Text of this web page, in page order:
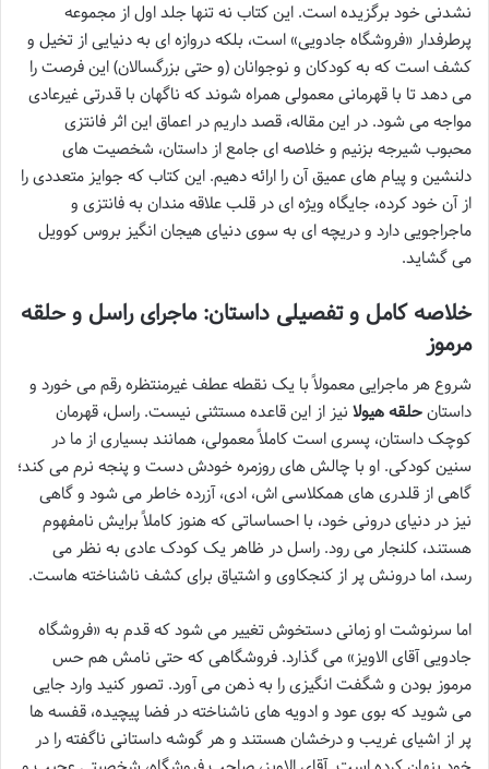
نشدنی خود برگزیده است. این کتاب نه تنها جلد اول از مجموعه
پرطرفدار «فروشگاه جادویی» است، بلکه دروازه ای به دنیایی از تخیل و
کشف است که به کودکان و نوجوانان (و حتی بزرگسالان) این فرصت را
می دهد تا با قهرمانی معمولی همراه شوند که ناگهان با قدرتی غیرعادی
مواجه می شود. در این مقاله، قصد داریم در اعماق این اثر فانتزی
محبوب شیرجه بزنیم و خلاصه ای جامع از داستان، شخصیت های
دلنشین و پیام های عمیق آن را ارائه دهیم. این کتاب که جوایز متعددی را
از آن خود کرده، جایگاه ویژه ای در قلب علاقه مندان به فانتزی و
ماجراجویی دارد و دریچه ای به سوی دنیای هیجان انگیز بروس کوویل
می گشاید.
خلاصه کامل و تفصیلی داستان: ماجرای راسل و حلقه
مرموز
شروع هر ماجرایی معمولاً با یک نقطه عطف غیرمنتظره رقم می خورد و
داستانحلقه هیولا نیز از این قاعده مستثنی نیست. راسل، قهرمان
کوچک داستان، پسری است کاملاً معمولی، همانند بسیاری از ما در
سنین کودکی. او با چالش های روزمره خودش دست و پنجه نرم می کند؛
گاهی از قلدری های همکلاسی اش، ادی، آزرده خاطر می شود و گاهی
نیز در دنیای درونی خود، با احساساتی که هنوز کاملاً برایش نامفهوم
هستند، کلنجار می رود. راسل در ظاهر یک کودک عادی به نظر می
رسد، اما درونش پر از کنجکاوی و اشتیاق برای کشف ناشناخته هاست.
اما سرنوشت او زمانی دستخوش تغییر می شود که قدم به «فروشگاه
جادویی آقای الاویز» می گذارد. فروشگاهی که حتی نامش هم حس
مرموز بودن و شگفت انگیزی را به ذهن می آورد. تصور کنید وارد جایی
می شوید که بوی عود و ادویه های ناشناخته در فضا پیچیده، قفسه ها
پر از اشیای غریب و درخشان هستند و هر گوشه داستانی ناگفته را در